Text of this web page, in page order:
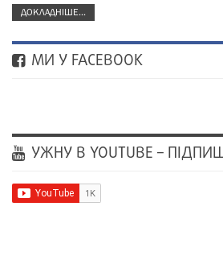
ДОКЛАДНІШЕ...
МИ У FACEBOOK
УЖНУ В YOUTUBE –